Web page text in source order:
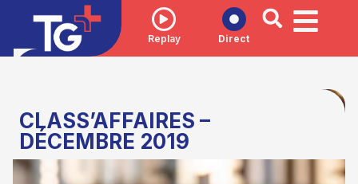
Replay Direct
CLASS’AFFAIRES –
DÉCEMBRE 2019